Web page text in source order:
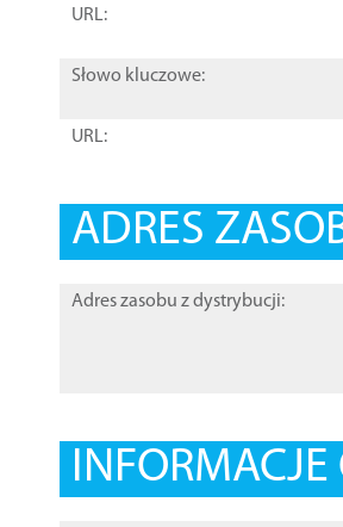
URL:
Słowo kluczowe:
URL:
ADRES
Adres zasobu z dystrybucji: